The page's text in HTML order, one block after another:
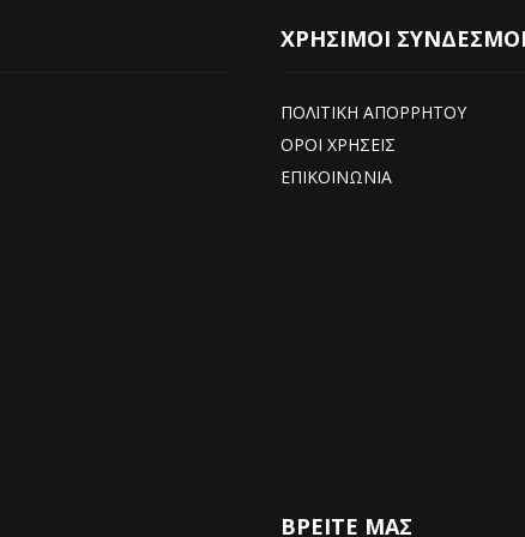
ΧΡΗΣΙΜΟΙ
ΠΟΛΙΤΙΚΗ ΑΠΟΡΡΗΤΟΥ
ΟΡΟΙ ΧΡΗΣΕΙΣ
ΕΠΙΚΟΙΝΩΝΙΑ
ΒΡΕΊΤΕ ΜΑΣ